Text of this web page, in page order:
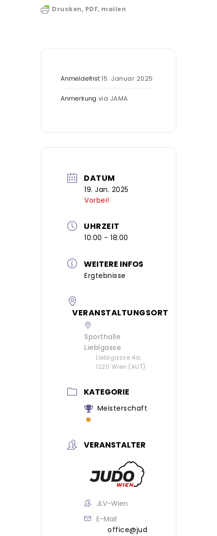
Drucken, PDF, mailen
Anmeldefrist15. Januar 2025
Anmerkung via JAMA
DATUM
19. Jan. 2025
Vorbei!
UHRZEIT
10:00 - 18:00
WEITERE INFOS
Ergtebnisse
VERANSTALTUNGSORT
Sporthalle
Lieblgasse
Lieblgasse 4a,
1220 Wien (AUT)
KATEGORIE
Meisterschaft
VERANSTALTER
JLV-Wien
E-Mail
office@jud